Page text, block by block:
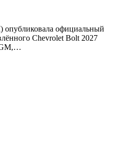
Chevrolet Bolt 2027
GM,…